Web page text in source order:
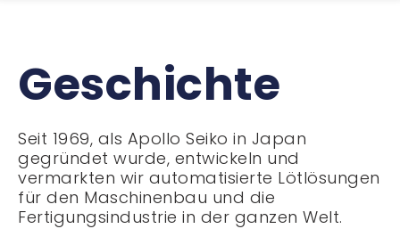
Geschichte
Seit 1969, als Apollo Seiko in Japan
gegründet wurde, entwickeln und
vermarkten wir automatisierte Lötlösungen
für den Maschinenbau und die
Fertigungsindustrie in der ganzen Welt.